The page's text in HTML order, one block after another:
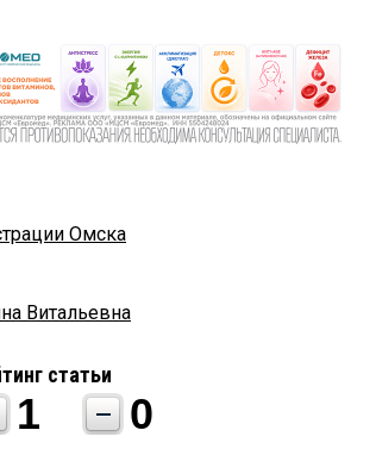
Омска
Витальевна
статьи
1 0